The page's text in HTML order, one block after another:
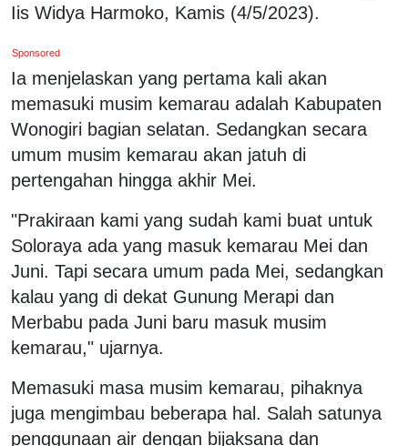
Iis Widya Harmoko, Kamis (4/5/2023).
Sponsored
Ia menjelaskan yang pertama kali akan
memasuki musim kemarau adalah Kabupaten
Wonogiri bagian selatan. Sedangkan secara
umum musim kemarau akan jatuh di
pertengahan hingga akhir Mei.
"Prakiraan kami yang sudah kami buat untuk
Soloraya ada yang masuk kemarau Mei dan
Juni. Tapi secara umum pada Mei, sedangkan
kalau yang di dekat Gunung Merapi dan
Merbabu pada Juni baru masuk musim
kemarau," ujarnya.
Memasuki masa musim kemarau, pihaknya
juga mengimbau beberapa hal. Salah satunya
penggunaan air dengan bijaksana dan